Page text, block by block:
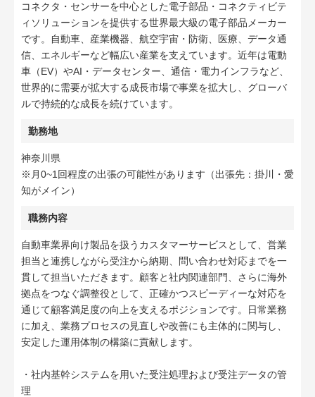
コネクタ・センサーを中心とした電子部品・コネクティビテ
ィソリューションを提供する世界最大級の電子部品メーカー
です。自動車、産業機器、航空宇宙・防衛、医療、データ通
信、エネルギーなど幅広い産業を支えています。近年は電動
車（EV）やAI・データセンター、通信・電力インフラなど、
世界的に需要が拡大する成長市場で事業を拡大し、グローバ
ルで持続的な成長を続けています。
勤務地
神奈川県
※月0~1回程度の出張の可能性があります（出張先：掛川・愛
知がメイン）
職務内容
自動車業界向け製品を扱うカスタマーサービスとして、営業
担当と連携しながら受注から納期、問い合わせ対応までを一
貫して担当いただきます。顧客と社内関連部門、さらに海外
拠点をつなぐ調整役として、正確かつスピーディーな対応を
通じて顧客満足度の向上を支えるポジションです。日常業務
に加え、業務プロセスの見直しや改善にも主体的に関与し、
安定した運用体制の構築に貢献します。
・社内基幹システムを用いた受注処理および受注データの管
理